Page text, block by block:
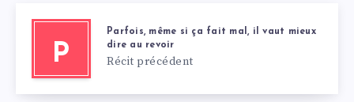
P
Parfois, même si ça fait mal, il vaut mieux
dire au revoir
Récit précédent